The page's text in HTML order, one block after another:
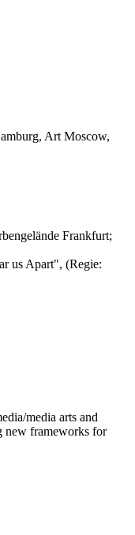
Art Moscow,
Frankfurt;
us Apart", (Regie:
media arts and
new frameworks for